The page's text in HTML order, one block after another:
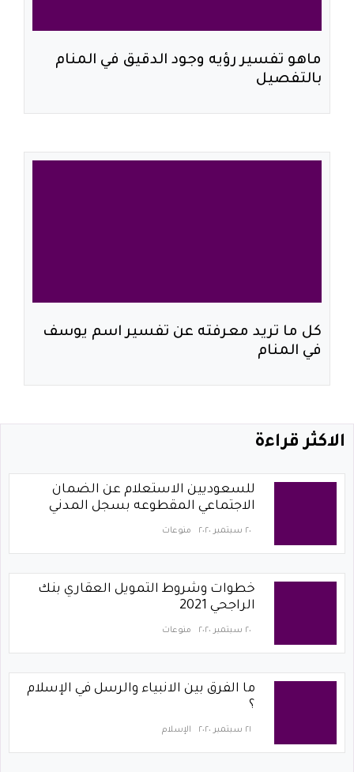
ماهو تفسير رؤيه وجود الدقيق في المنام
بالتفصيل
كل ما تريد معرفته عن تفسير اسم يوسف
في المنام
الاكثر قراءة
للسعوديين الاستعلام عن الضمان
الاجتماعي المقطوعه بسجل المدني
٢٠ سبتمبر ٢٠٢٠ منوعات
خطوات وشروط التمويل العقاري بنك
الراجحي 2021
٢٠ سبتمبر ٢٠٢٠ منوعات
ما الفرق بين الانبياء والرسل في الإسلام
؟
٢١ سبتمبر ٢٠٢٠ الإسلام